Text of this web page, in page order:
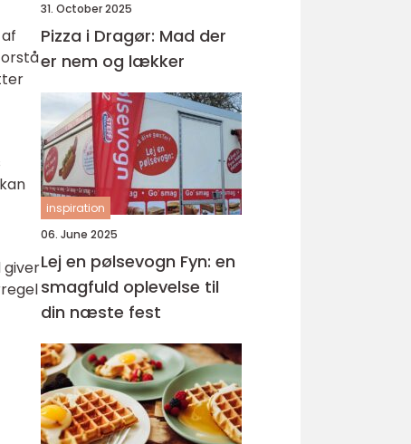
giver
31. October 2025
Pizza i Dragør: Mad der
er nem og lækker
inspiration
06. June 2025
Lej en pølsevogn Fyn: en
smagfuld oplevelse til
din næste fest